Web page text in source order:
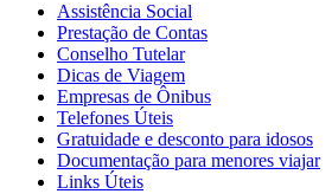
Assistência Social
Prestação de Contas
Conselho Tutelar
Dicas de Viagem
Empresas de Ônibus
Telefones Úteis
Gratuidade e desconto para idosos
Documentação para menores viajar
Links Úteis